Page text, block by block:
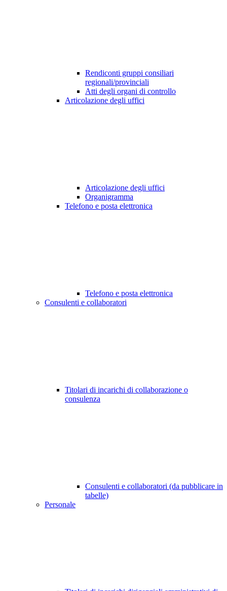
Rendiconti gruppi consiliari
regionali/provinciali
Atti degli organi di controllo
Articolazione degli uffici
Articolazione degli uffici
Organigramma
Telefono e posta elettronica
Telefono e posta elettronica
Consulenti e collaboratori
Titolari di incarichi di collaborazione o
consulenza
Consulenti e collaboratori (da pubblicare in
tabelle)
Personale